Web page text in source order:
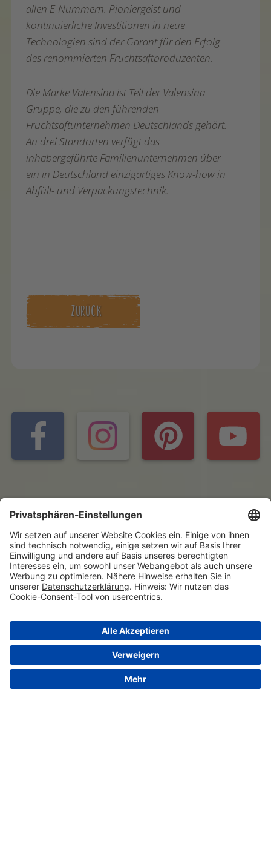
allen E-Nummern. Pioniergeist und
kontinuierliche Investitionen in neue
Technologien sind der Garant für den Erfolg
des renommierten Fruchtsaftproduzenten.
Die Marke Valensina ist Teil der Valensina
Gruppe, die zu den führenden
Fruchtsaftunternehmen Deutschlands gehört.
An drei Standorten verfügt das
inhabergeführte Familienunternehmen über
ein in Deutschland einzigartiges Know-how in
Abfüll- und Verpackungstechnik.
ZURÜCK